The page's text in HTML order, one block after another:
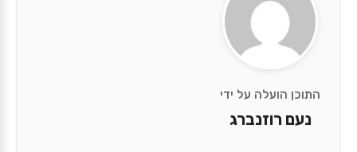
התוכן הועלה על ידי
נעם רוזנברג